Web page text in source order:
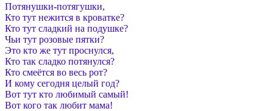
Потянушки-потягушки,
Кто тут нежится в кроватке?
Кто тут сладкий на подушке?
Чьи тут розовые пятки?
Это кто же тут проснулся,
Кто так сладко потянулся?
Кто смеётся во весь рот?
И кому сегодня целый год?
Вот тут кто любимый самый!
Вот кого так любит мама!